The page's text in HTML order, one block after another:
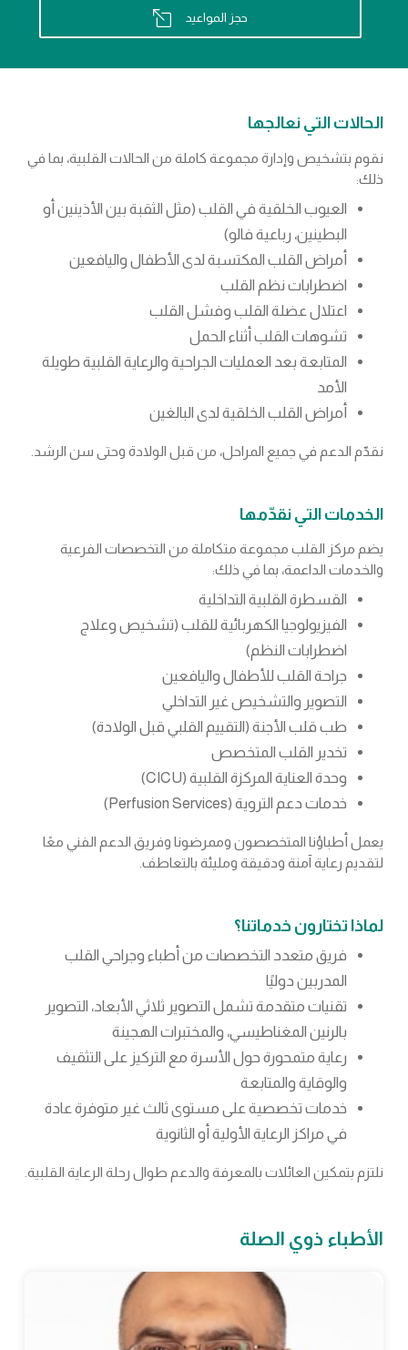
حجز المواعيد
الحالات التي نعالجها
نقوم بتشخيص وإدارة مجموعة كاملة من الحالات القلبية، بما في
ذلك:
العيوب الخلقية في القلب (مثل الثقبة بين الأذينين أو
البطينين، رباعية فالو)
أمراض القلب المكتسبة لدى الأطفال واليافعين
اضطرابات نظم القلب
اعتلال عضلة القلب وفشل القلب
تشوهات القلب أثناء الحمل
المتابعة بعد العمليات الجراحية والرعاية القلبية طويلة
الأمد
أمراض القلب الخلقية لدى البالغين
نقدّم الدعم في جميع المراحل، من قبل الولادة وحتى سن الرشد.
الخدمات التي نقدّمها
يضم مركز القلب مجموعة متكاملة من التخصصات الفرعية
والخدمات الداعمة، بما في ذلك:
القسطرة القلبية التداخلية
الفيزيولوجيا الكهربائية للقلب (تشخيص وعلاج
اضطرابات النظم)
جراحة القلب للأطفال واليافعين
التصوير والتشخيص غير التداخلي
طب قلب الأجنة (التقييم القلبي قبل الولادة)
تخدير القلب المتخصص
وحدة العناية المركزة القلبية (CICU)
خدمات دعم التروية (Perfusion Services)
يعمل أطباؤنا المتخصصون وممرضونا وفريق الدعم الفني معًا
لتقديم رعاية آمنة ودقيقة ومليئة بالتعاطف.
لماذا تختارون خدماتنا؟
فريق متعدد التخصصات من أطباء وجراحي القلب
المدربين دوليًا
تقنيات متقدمة تشمل التصوير ثلاثي الأبعاد، التصوير
بالرنين المغناطيسي، والمختبرات الهجينة
رعاية متمحورة حول الأسرة مع التركيز على التثقيف
والوقاية والمتابعة
خدمات تخصصية على مستوى ثالث غير متوفرة عادة
في مراكز الرعاية الأولية أو الثانوية
نلتزم بتمكين العائلات بالمعرفة والدعم طوال رحلة الرعاية القلبية.
الأطباء ذوي الصلة